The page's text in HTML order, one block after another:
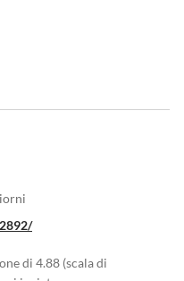
di 4.88 (scala di